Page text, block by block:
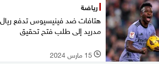
رياضة
هتافات ضد فينيسيوس تدفع ريال
مدريد إلى طلب فتح تحقيق
l 15 مارس 2024